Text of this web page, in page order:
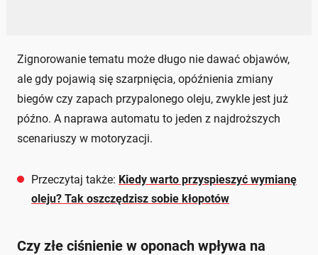
Zignorowanie tematu może długo nie dawać objawów,
ale gdy pojawią się szarpnięcia, opóźnienia zmiany
biegów czy zapach przypalonego oleju, zwykle jest już
późno. A naprawa automatu to jeden z najdroższych
scenariuszy w motoryzacji.
Przeczytaj także: Kiedy warto przyspieszyć wymianę
oleju? Tak oszczędzisz sobie kłopotów
Czy złe ciśnienie w oponach wpływa na